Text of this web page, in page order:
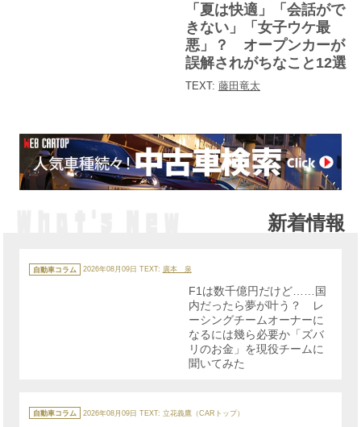
「夏は快適」「会話がで
きない」「女子ウケ最
悪」？ オープンカーが
誤解されがちなこと12選
TEXT: 藤田竜太
新着情報
テ
ゴ
自動車コラム 2026年08月09日 TEXT: 廣本 泉
F1は数千億円だけど……国
内だったら夢が叶う？ レ
ーシングチームオーナーに
なるには幾ら必要か「ズバ
リのお金」を現役チームに
聞いてみた
テ
ゴ
自動車コラム 2026年08月09日 TEXT: 立花義鷹（CARトップ）